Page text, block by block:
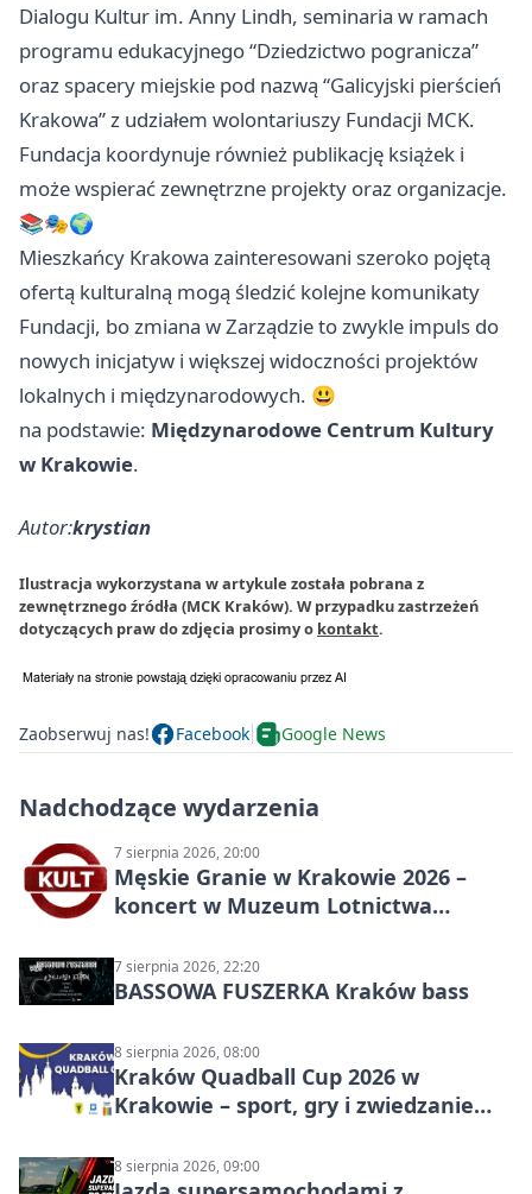
Dialogu Kultur im. Anny Lindh, seminaria w ramach
programu edukacyjnego “Dziedzictwo pogranicza”
oraz spacery miejskie pod nazwą “Galicyjski pierścień
Krakowa” z udziałem wolontariuszy Fundacji MCK.
Fundacja koordynuje również publikację książek i
może wspierać zewnętrzne projekty oraz organizacje.
📚🎭🌍
Mieszkańcy Krakowa zainteresowani szeroko pojętą
ofertą kulturalną mogą śledzić kolejne komunikaty
Fundacji, bo zmiana w Zarządzie to zwykle impuls do
nowych inicjatyw i większej widoczności projektów
lokalnych i międzynarodowych. 😃
na podstawie: Międzynarodowe Centrum Kultury
w Krakowie.
Autor:krystian
Ilustracja wykorzystana w artykule została pobrana z
zewnętrznego źródła (MCK Kraków). W przypadku zastrzeżeń
dotyczących praw do zdjęcia prosimy o kontakt.
Zaobserwuj nas! Facebook Google News
Nadchodzące wydarzenia
7 sierpnia 2026, 20:00
Męskie Granie w Krakowie 2026 –
koncert w Muzeum Lotnictwa
7 sierpnia 2026, 22:20
BASSOWA FUSZERKA Kraków bass
8 sierpnia 2026, 08:00
Kraków Quadball Cup 2026 w
Krakowie – sport, gry i zwiedzanie
8 sierpnia 2026, 09:00